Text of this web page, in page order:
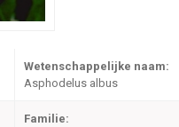
Wetenschappelijke naam:
Asphodelus albus
Familie: